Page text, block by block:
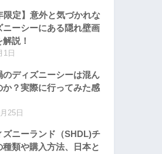
限定】意外と気づかれな
ニーシーにある隠れ壁画
説！
1日
のディズニーシーは混ん
か？実際に行ってみた感
25日
ズニーランド（SHDL)チ
種類や購入方法、日本と